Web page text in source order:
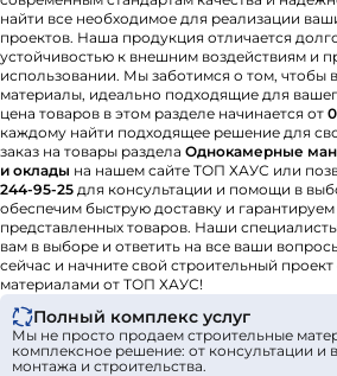
найти все необходимое для реализации
проектов. Наша продукция отличается
устойчивостью к внешним воздействиям и
использовании. Мы заботимся о том, чтобы
материалы, идеально подходящие для
цена товаров в этом разделе начинается от 0
каждому найти подходящее решение для
заказ на товары раздела Однокамерные
и оклады на нашем сайте ТОП ХАУС или
244-95-25 для консультации и помощи в
обеспечим быструю доставку и гарантируем
представленных товаров. Наши
вам в выборе и ответить на все ваши
сейчас и начните свой строительный
материалами от ТОП ХАУС!
Полный комплекс услуг
Мы не просто продаем строительные
комплексное решение: от консультации и
монтажа и строительства.